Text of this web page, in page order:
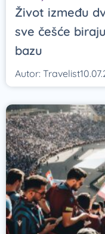
Život između
sve češće
bazu
Autor: Travelist